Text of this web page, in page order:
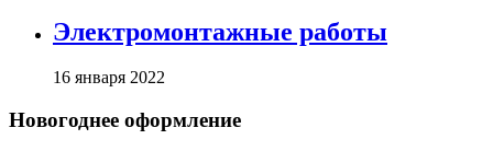
Электромонтажные работы
16 января 2022
Новогоднее оформление